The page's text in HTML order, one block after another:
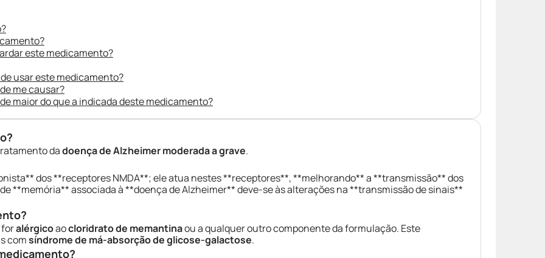
este medicamento?
usar este medicamento?
me causar?
maior do que a indicada deste medicamento?
dadoença de Alzheimer moderada a grave.
dos **receptores NMDA**; ele atua nestes **receptores**, **melhorando** a **transmissão** dos
**memória** associada à **doença de Alzheimer** deve-se às alterações na **transmissão de sinais**
alérgicoaocloridrato de memantinaou a qualquer outro componente da formulação. Este
comsíndrome de má-absorção de glicose-galactose.